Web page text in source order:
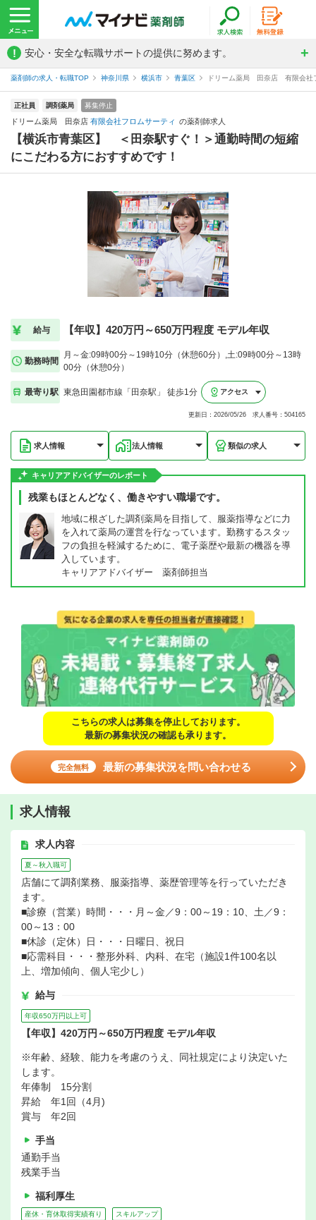
! 安心・安全な転職サポートの提供に努めます。
薬剤師の求人・転職TOP 神奈川県 横浜市 青葉区 ドリーム薬局 田奈店 有限会社
正社員 調剤薬局 募集停止
ドリーム薬局 田奈店 有限会社フロムサーティ の薬剤師求人
【横浜市青葉区】 ＜田奈駅すぐ！＞通勤時間の短縮
にこだわる方におすすめです！
給与 【年収】420万円～650万円程度 モデル年収
勤務時間
月～金:09時00分～19時10分（休憩60分）,土:09時00分～13時
00分（休憩0分）
最寄り駅 東急田園都市線「田奈駅」 徒歩1分 アクセス
更新日：2026/05/26 求人番号：504165
求人情報 法人情報 類似の求人
キャリアアドバイザーのレポート
残業もほとんどなく、働きやすい職場です。
地域に根ざした調剤薬局を目指して、服薬指導などに力
を入れて薬局の運営を行なっています。勤務するスタッ
フの負担を軽減するために、電子薬歴や最新の機器を導
入しています。
キャリアアドバイザー 薬剤師担当
こちらの求人は募集を停止しております。
最新の募集状況の確認も承ります。
完全無料 最新の募集状況を問い合わせる
求人情報
求人内容
夏～秋入職可
店舗にて調剤業務、服薬指導、薬歴管理等を行っていただき
ます。
■診療（営業）時間・・・月～金／9：00～19：10、土／9：
00～13：00
■休診（定休）日・・・日曜日、祝日
■応需科目・・・整形外科、内科、在宅（施設1件100名以
上、増加傾向、個人宅少し）
給与
年収650万円以上可
【年収】420万円～650万円程度 モデル年収
※年齢、経験、能力を考慮のうえ、同社規定により決定いた
します。
年俸制 15分割
昇給 年1回（4月)
賞与 年2回
手当
通勤手当
残業手当
福利厚生
産休・育休取得実績有り スキルアップ